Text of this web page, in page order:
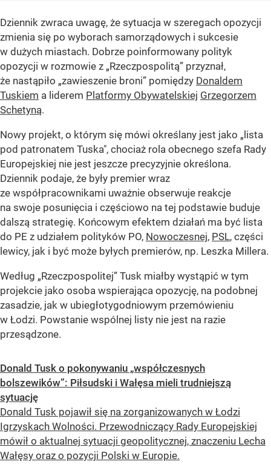
Dziennik zwraca uwagę, że sytuacja w szeregach opozycji
zmienia się po wyborach samorządowych i sukcesie
w dużych miastach. Dobrze poinformowany polityk
opozycji w rozmowie z „Rzeczpospolitą” przyznał,
że nastąpiło „zawieszenie broni” pomiędzy Donaldem
Tuskiem a liderem Platformy Obywatelskiej Grzegorzem
Schetyną.
Nowy projekt, o którym się mówi określany jest jako „lista
pod patronatem Tuska", chociaż rola obecnego szefa Rady
Europejskiej nie jest jeszcze precyzyjnie określona.
Dziennik podaje, że były premier wraz
ze współpracownikami uważnie obserwuje reakcje
na swoje posunięcia i częściowo na tej podstawie buduje
dalszą strategię. Końcowym efektem działań ma być lista
do PE z udziałem polityków PO, Nowoczesnej, PSL, części
lewicy, jak i być może byłych premierów, np. Leszka Millera.
Według „Rzeczpospolitej” Tusk miałby wystąpić w tym
projekcie jako osoba wspierająca opozycję, na podobnej
zasadzie, jak w ubiegłotygodniowym przemówieniu
w Łodzi. Powstanie wspólnej listy nie jest na razie
przesądzone.
Donald Tusk o pokonywaniu „współczesnych
bolszewików”: Piłsudski i Wałęsa mieli trudniejszą
sytuację
Donald Tusk pojawił się na zorganizowanych w Łodzi
Igrzyskach Wolności. Przewodniczący Rady Europejskiej
mówił o aktualnej sytuacji geopolitycznej, znaczeniu Lecha
Wałęsy oraz o pozycji Polski w Europie.